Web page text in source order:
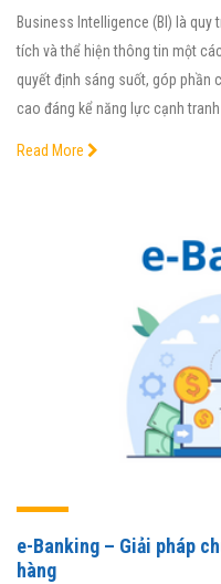
Business Intelligence (BI) là
tích và thể hiện thông tin một
quyết định sáng suốt, góp phần
cao đáng kể năng lực cạnh
Read More
e-Banking – Giải pháp
hàng